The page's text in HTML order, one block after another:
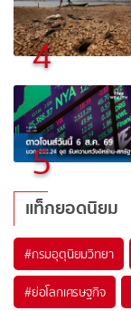
4
5
แท็กยอดนิยม
#กรมอุตุนิยมวิทยา
#ย่อโลกเศรษฐกิจ